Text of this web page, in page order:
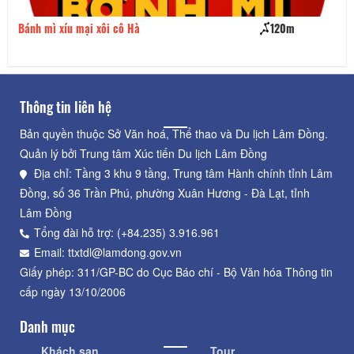
Bánh mì xíu mại xôi cô Hà 120m
Thông tin liên hệ
Bản quyền thuộc Sở Văn hoá, Thể thao và Du lịch Lâm Đồng.
Quản lý bởi Trung tâm Xúc tiến Du lịch Lâm Đồng
Địa chỉ: Tầng 3 khu 9 tầng, Trung tâm Hành chính tỉnh Lâm
Đồng, số 36 Trần Phú, phường Xuân Hương - Đà Lạt, tỉnh
Lâm Đồng
Tổng đài hỗ trợ: (+84.235) 3.916.961
Email: ttxtdl@lamdong.gov.vn
Giấy phép: 311/GP-BC do Cục Báo chí - Bộ Văn hóa Thông tin
cấp ngày 13/10/2006
Danh mục